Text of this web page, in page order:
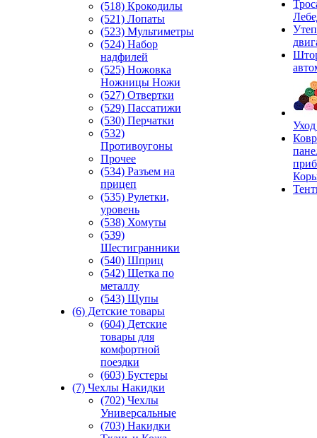
(518) Крокодилы
(521) Лопаты
(523) Мультиметры
(524) Набор
надфилей
(525) Ножовка
Ножницы Ножи
(527) Отвертки
(529) Пассатижи
(530) Перчатки
(532)
Противоугоны
Прочее
(534) Разъем на
прицеп
(535) Рулетки,
уровень
(538) Хомуты
(539)
Шестигранники
(540) Шприц
(542) Щетка по
металлу
(543) Щупы
(6) Детские товары
(604) Детские
товары для
комфортной
поездки
(603) Бустеры
(7) Чехлы Накидки
(702) Чехлы
Универсальные
(703) Накидки
Уход